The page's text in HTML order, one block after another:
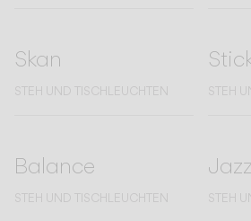
Skan
STEH UND TISCHLEUCHTEN STEH
Balance
STEH UND TISCHLEUCHTEN
Jazz
STEH